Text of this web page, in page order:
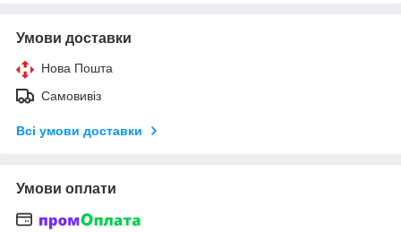
Умови доставки
Нова Пошта
Самовивіз
Всі умови доставки
Умови оплати